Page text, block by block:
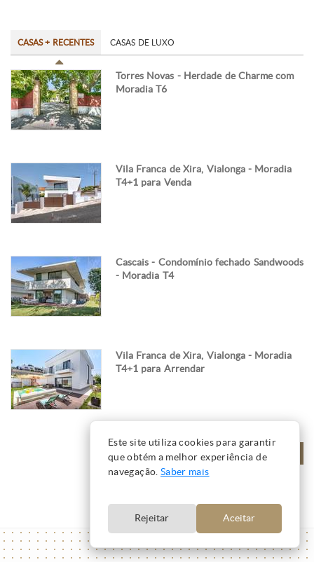
CASAS + RECENTES CASAS DE LUXO
Torres Novas - Herdade de Charme com
Moradia T6
Vila Franca de Xira, Vialonga - Moradia
T4+1 para Venda
Cascais - Condomínio fechado Sandwoods
- Moradia T4
Vila Franca de Xira, Vialonga - Moradia
T4+1 para Arrendar
VER MAIS
Este site utiliza cookies para garantir
que obtém a melhor experiência de
navegação. Saber mais
Rejeitar Aceitar